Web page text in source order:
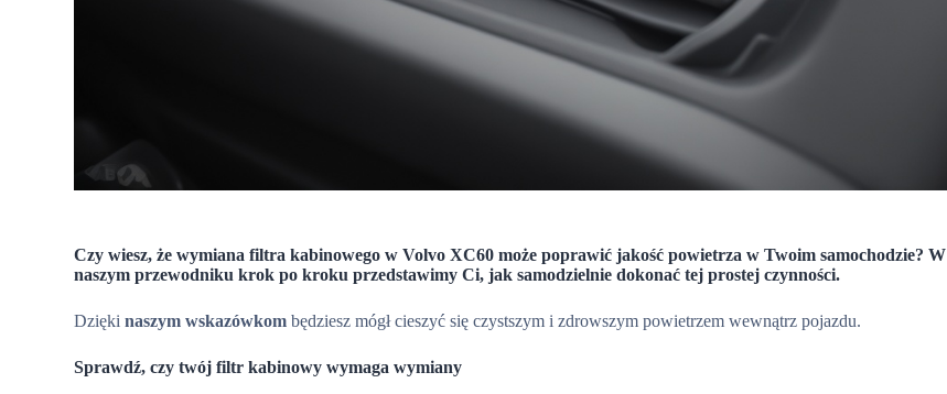
Czy wiesz, że wymiana filtra kabinowego w Volvo XC60 może poprawić jakość powietrza w Twoim samochodzie? W
naszym przewodniku krok po kroku przedstawimy Ci, jak samodzielnie dokonać tej prostej czynności.
Dziękinaszym wskazówkom będziesz mógł cieszyć się czystszym i zdrowszym powietrzem wewnątrz pojazdu.
Sprawdź, czy twój filtr kabinowy wymaga wymiany